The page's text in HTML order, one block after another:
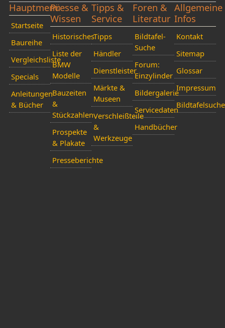
Hauptmenü
Startseite
Baureihe
Vergleichsliste
Specials
Anleitungen
& Bücher
Presse &
Wissen
Historisches
Liste der
BMW
Modelle
Bauzeiten
&
Stückzahlen
Prospekte
& Plakate
Presseberichte
Tipps &
Service
Tipps
Händler
Dienstleister
Märkte &
Museen
Verschleißteile
&
Werkzeuge
Foren &
Literatur
Bildtafel-
Suche
Forum:
Einzylinder
Bildergalerie
Servicedaten
Handbücher
Allgemeine
Infos
Kontakt
Sitemap
Glossar
Impressum
Bildtafelsuche